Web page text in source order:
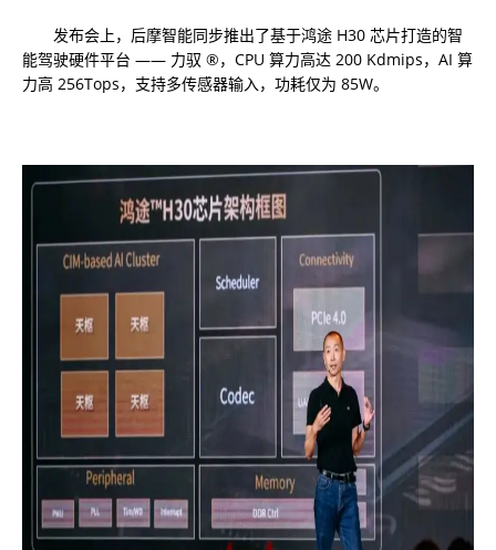
发布会上，后摩智能同步推出了基于鸿途 H30 芯片打造的智
能驾驶硬件平台 —— 力驭 ®，CPU 算力高达 200 Kdmips，AI 算
力高 256Tops，支持多传感器输入，功耗仅为 85W。